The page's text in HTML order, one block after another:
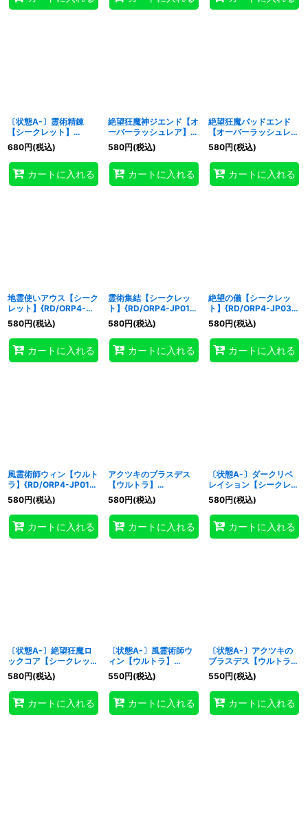
〔状態A-〕霊術精錬
【シークレット】
{RD/ORP4-JP018}
《RD魔法》
680円(税込)
カートに入れる
絶望狂魔神ジエンド【オ
ーバーラッシュレア】
{RD/ORP4-JP022}
《RDフュージョン》
580円(税込)
カートに入れる
絶望狂魔バッドエンド
【オーバーラッシュレ
ア】{RD/ORP4-JP027}
《RDモンスター》
580円(税込)
カートに入れる
地霊使いアウス【シーク
レット】{RD/ORP4-
JP001}《RDモンスタ
ー》
580円(税込)
カートに入れる
霊術集結【シークレッ
ト】{RD/ORP4-JP017}
《RD魔法》
580円(税込)
カートに入れる
絶望の儀【シークレッ
ト】{RD/ORP4-JP032}
《RD魔法》
580円(税込)
カートに入れる
風霊術師ウィン【ウルト
ラ】{RD/ORP4-JP012}
《RDモンスター》
580円(税込)
カートに入れる
アクツキのブラスデス
【ウルトラ】
{RD/ORP4-JP073}
《RDモンスター》
580円(税込)
カートに入れる
〔状態A-〕ダークリベ
レイション【シークレッ
ト】{RD/ORP4-JP080}
《RD罠》
580円(税込)
カートに入れる
〔状態A-〕絶望狂魔ロ
ックコア【シークレッ
ト】{RD/ORP4-JP023}
《RDフュージョン》
580円(税込)
カートに入れる
〔状態A-〕風霊術師ウ
ィン【ウルトラ】
{RD/ORP4-JP012}
《RDモンスター》
550円(税込)
カートに入れる
〔状態A-〕アクツキの
ブラスデス【ウルトラ】
{RD/ORP4-JP073}
《RDモンスター》
550円(税込)
カートに入れる